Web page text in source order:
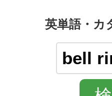
英単語・カ